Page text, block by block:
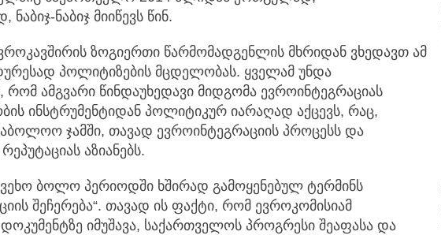
ნაბიჯ-ნაბიჯ მიიწევს წინ.
ზოგიერთი წარმომადგენლის მხრიდან ვხედავთ ამ
პოლიტიზების მცდელობას. ყველამ უნდა
რომ ამგვარი წინდაუხედავი მიდგომა ევროინტეგრაციას
ინსტრუმენტიდან პოლიტიკურ იარაღად აქცევს, რაც,
ჯამში, თავად ევროინტეგრაციის პროცესს და
აზიანებს.
ბოლო პერიოდში ხშირად გამოყენებულ ტერმინს
შეჩერება“. თავად ის ფაქტი, რომ ევროკომისიამ
იმუშავა, საქართველოს პროგრესი შეაფასა და